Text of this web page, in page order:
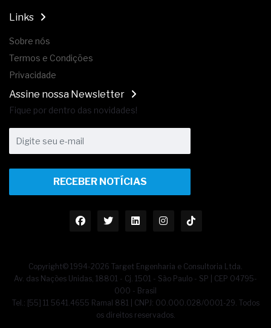
Links
Sobre nós
Termos e Condições
Privacidade
Assine nossa Newsletter
Fique por dentro das novidades!
RECEBER NOTÍCIAS
Copyright© 1994-2026 Target Engenharia e Consultoria Ltda.
Av. das Nações Unidas, 18801 - Cj. 1501 - São Paulo - SP | CEP 04795-
000 - Brasil
Tel.: [55] 11 5641.4655 Ramal 881 | CNPJ: 00.000.028/0001-29. Todos
os direitos reservados.